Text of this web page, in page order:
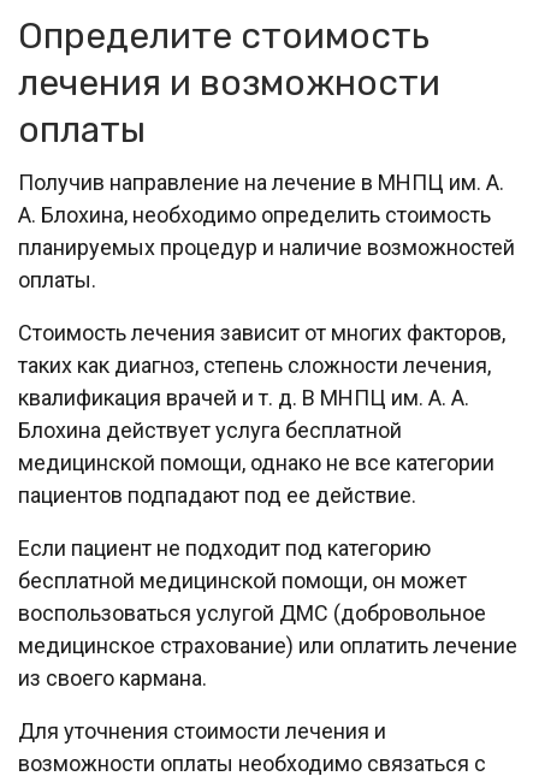
Определите стоимость
лечения и возможности
оплаты
Получив направление на лечение в МНПЦ им. А.
А. Блохина, необходимо определить стоимость
планируемых процедур и наличие возможностей
оплаты.
Стоимость лечения зависит от многих факторов,
таких как диагноз, степень сложности лечения,
квалификация врачей и т. д. В МНПЦ им. А. А.
Блохина действует услуга бесплатной
медицинской помощи, однако не все категории
пациентов подпадают под ее действие.
Если пациент не подходит под категорию
бесплатной медицинской помощи, он может
воспользоваться услугой ДМС (добровольное
медицинское страхование) или оплатить лечение
из своего кармана.
Для уточнения стоимости лечения и
возможности оплаты необходимо связаться с